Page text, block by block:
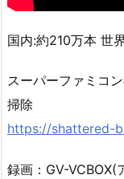
国内:約210万本 世
スーパーファミコ
掃除
https://shattered-
録画：GV-VCBOX(